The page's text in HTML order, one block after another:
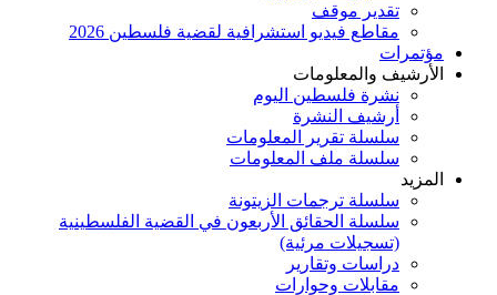
تقدير موقف
مقاطع فيديو استشرافية لقضية فلسطين 2026
مؤتمرات
الأرشيف والمعلومات
نشرة فلسطين اليوم
أرشيف النشرة
سلسلة تقرير المعلومات
سلسلة ملف المعلومات
المزيد
سلسلة ترجمات الزيتونة
سلسلة الحقائق الأربعون في القضية الفلسطينية
(تسجيلات مرئية)
دراسات وتقارير
مقابلات وحوارات